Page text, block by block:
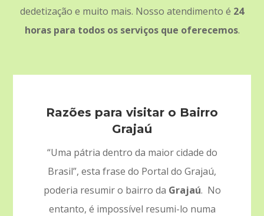
dedetização e muito mais. Nosso atendimento é 24
horas para todos os serviços que oferecemos.
Razões para visitar o Bairro
Grajaú
“Uma pátria dentro da maior cidade do
Brasil”, esta frase do Portal do Grajaú,
poderia resumir o bairro da Grajaú. No
entanto, é impossível resumi-lo numa